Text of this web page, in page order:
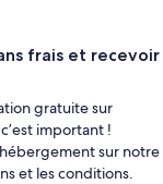
frais et recevoir
gratuite sur
important !
sur notre
et les conditions.